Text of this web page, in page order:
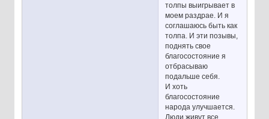
толпы выигрывает в
моем раздрае. И я
соглашаюсь быть как
толпа. И эти позывы,
поднять свое
благосостояние я
отбрасываю
подальше себя.
И хоть
благосостояние
народа улучшается.
Люди живут все